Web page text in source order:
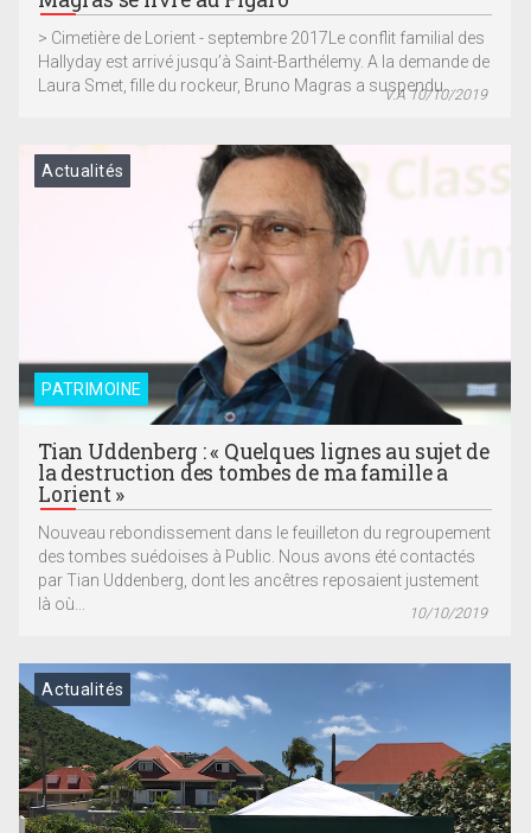
> Cimetière de Lorient - septembre 2017Le conflit familial des
Hallyday est arrivé jusqu’à Saint-Barthélemy. A la demande de
Laura Smet, fille du rockeur, Bruno Magras a suspendu...
V.A 10/10/2019
PATRIMOINE
Actualités
Tian Uddenberg : « Quelques lignes au sujet de
la destruction des tombes de ma famille a
Lorient »
Nouveau rebondissement dans le feuilleton du regroupement
des tombes suédoises à Public. Nous avons été contactés
par Tian Uddenberg, dont les ancêtres reposaient justement
là où...
10/10/2019
Actualités